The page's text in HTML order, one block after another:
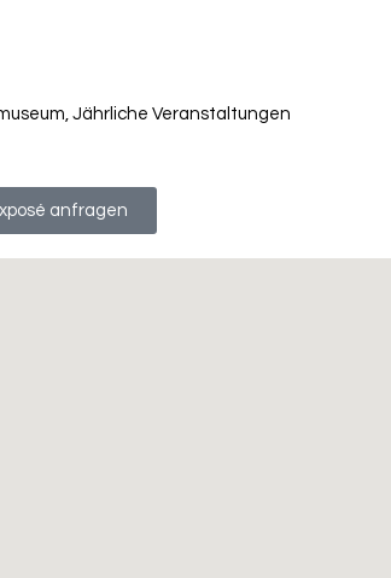
Jährliche Veranstaltungen
anfragen